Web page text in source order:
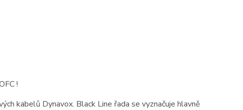
!
kabelů Dynavox. Black Line řada se vyznačuje hlavně